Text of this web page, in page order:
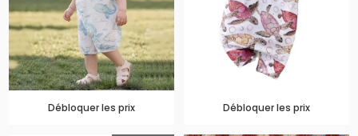
Débloquer les prix Débloquer les prix